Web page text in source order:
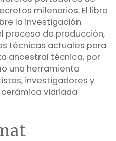
milenarios. El libro
la investigación
proceso de producción,
técnicas actuales para
ancestral técnica, por
una herramienta
investigadores y
vidriada